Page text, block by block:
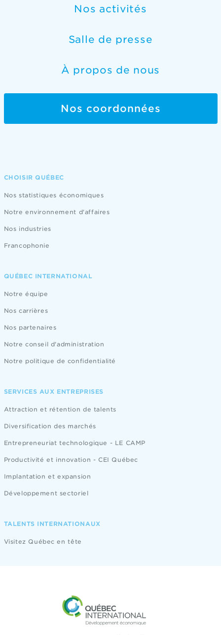
Nos activités
Salle de presse
À propos de nous
Nos coordonnées
CHOISIR QUÉBEC
Nos statistiques économiques
Notre environnement d'affaires
Nos industries
Francophonie
QUÉBEC INTERNATIONAL
Notre équipe
Nos carrières
Nos partenaires
Notre conseil d'administration
Notre politique de confidentialité
SERVICES AUX ENTREPRISES
Attraction et rétention de talents
Diversification des marchés
Entrepreneuriat technologique - LE CAMP
Productivité et innovation - CEI Québec
Implantation et expansion
Développement sectoriel
TALENTS INTERNATIONAUX
Visitez Québec en tête